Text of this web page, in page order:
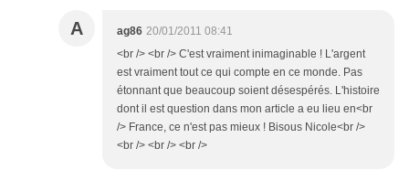
A ag86 20/01/2011 08:41
<br /> <br /> C'est vraiment inimaginable ! L'argent
est vraiment tout ce qui compte en ce monde. Pas
étonnant que beaucoup soient désespérés. L'histoire
dont il est question dans mon article a eu lieu en<br
/> France, ce n'est pas mieux ! Bisous Nicole<br />
<br /> <br /> <br />